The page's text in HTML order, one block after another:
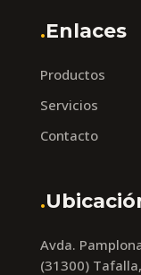
.Enlaces
Productos
Servicios
Contacto
.
Avda.
(31300)